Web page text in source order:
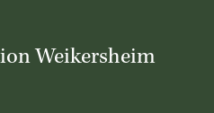
Weikersheim